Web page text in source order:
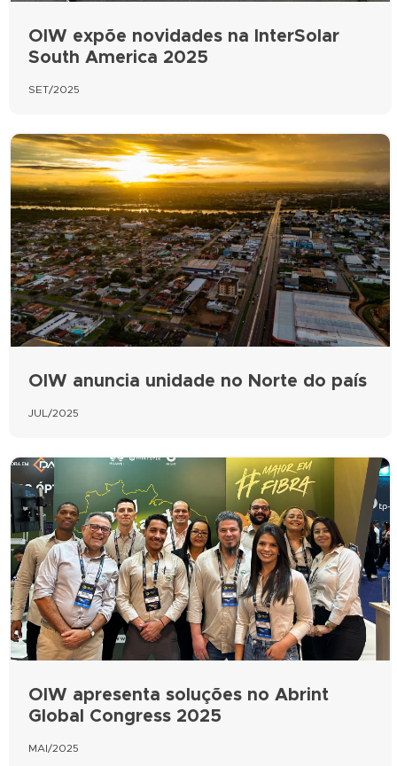
OIW expõe novidades na InterSolar
South America 2025
SET/2025
OIW anuncia unidade no Norte do país
JUL/2025
OIW apresenta soluções no Abrint
Global Congress 2025
MAI/2025